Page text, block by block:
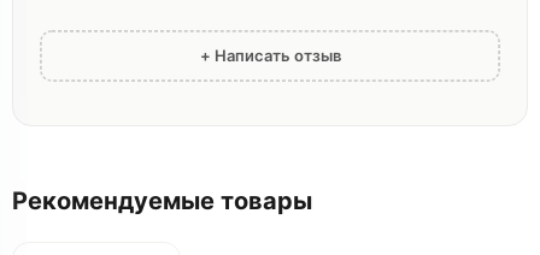
+ Написать отзыв
Рекомендуемые товары